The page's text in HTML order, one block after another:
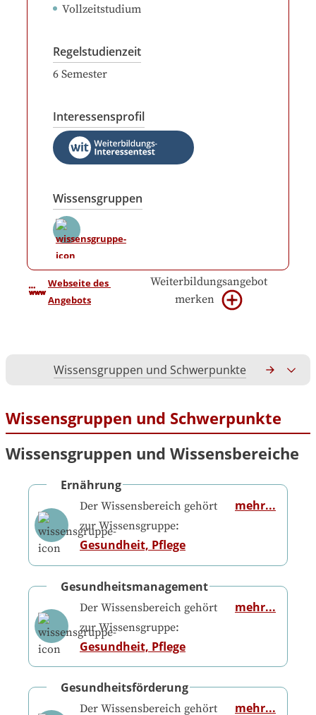
Vollzeitstudium
Regelstudienzeit
6 Semester
Interessensprofil
Wissensgruppen
Webseite des
Angebots
Weiterbildungsangebot
merken
Wissensgruppen und Schwerpunkte
Wissensgruppen und Schwerpunkte
Wissensgruppen und Wissensbereiche
Ernährung
Der Wissensbereich gehört
zur Wissensgruppe:
Gesundheit, Pflege
mehr...
Gesundheitsmanagement
Der Wissensbereich gehört
zur Wissensgruppe:
Gesundheit, Pflege
mehr...
Gesundheitsförderung
Der Wissensbereich gehört mehr...